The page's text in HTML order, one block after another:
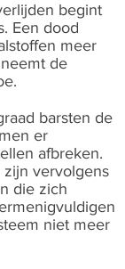
begint
Een dood
meer
de
barsten de
er
afbreken.
vervolgens
die zich
niet meer